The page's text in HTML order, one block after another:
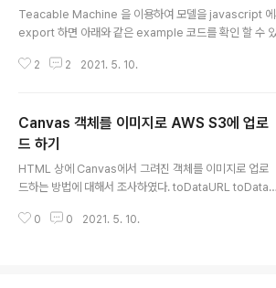
론 하는 코드 async function predict() { // predict c
an take in an image, video or canvas html eleme
Teacable Machine 을 이용하여 모델을 javascript 에
export 하면 아래와 같은 example 코드를 확인 할 수
Teachable Machine Image Model Start 모델을 로드
om/models/VS7xWXrlQ/"; let model, webcam,
xPredictions; // Load the i..
2 2 2021. 5. 10.
Canvas 객체를 이미지로 AWS S3에 업로
드 하기
HTML 상에 Canvas에서 그려진 객체를 이미지로 업로
드하는 방법에 대해서 조사하였다. toDataURL toDataU
nvas의 내용을 data URL 문자열로 변환한다. 원하는 인
0 0 2021. 5. 10.